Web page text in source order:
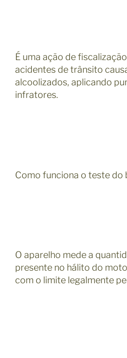
É uma ação de
acidentes de trânsito
alcoolizados, aplicando
infratores.
Como funciona o teste do
O aparelho mede a
presente no hálito do
com o limite legalmente